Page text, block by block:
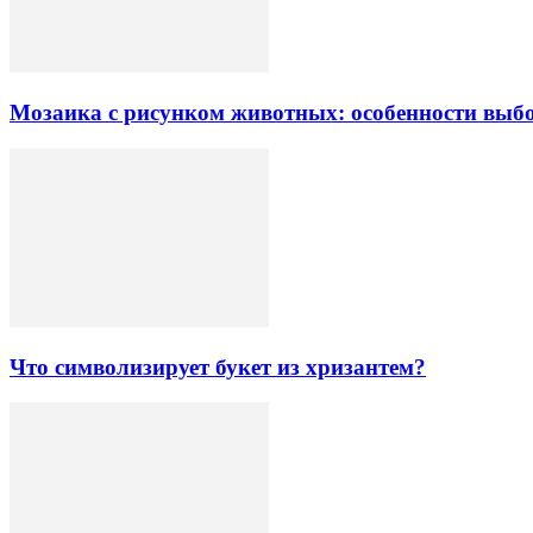
Мозаика с рисунком животных: особенности
Что символизирует букет из хризантем?